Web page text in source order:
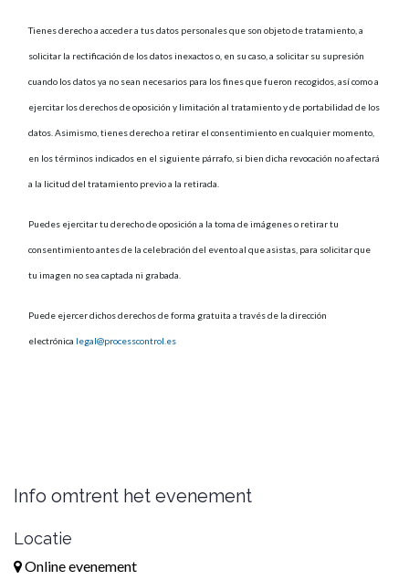
Tienes derecho a acceder a tus datos personales que son objeto de tratamiento, a
solicitar la rectificación de los datos inexactos o, en su caso, a solicitar su supresión
cuando los datos ya no sean necesarios para los fines que fueron recogidos, así como a
ejercitar los derechos de oposición y limitación al tratamiento y de portabilidad de los
datos. Asimismo, tienes derecho a retirar el consentimiento en cualquier momento,
en los términos indicados en el siguiente párrafo, si bien dicha revocación no afectará
a la licitud del tratamiento previo a la retirada.
Puedes ejercitar tu derecho de oposición a la toma de imágenes o retirar tu
consentimiento antes de la celebración del evento al que asistas, para solicitar que
tu imagen no sea captada ni grabada.
Puede ejercer dichos derechos de forma gratuita a través de la dirección
electrónica legal@processcontrol.es
Info omtrent het evenement
Locatie
Online evenement